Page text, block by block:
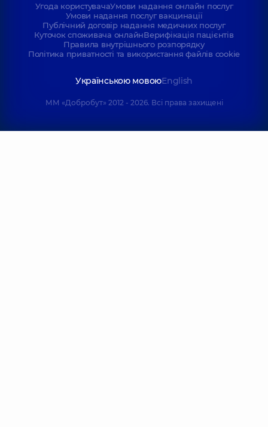
Угода користувачаУмови надання онлайн послуг
Умови надання послуг вакцинації
Публічний договір надання медичних послуг
Куточок споживача онлайнВерифікація пацієнтів
Правила внутрішнього розпорядку
Політика приватності та використання файлів cookie
Українською мовоюEnglish
ММ «Добробут» 2012 - 2026. Всі права захищені